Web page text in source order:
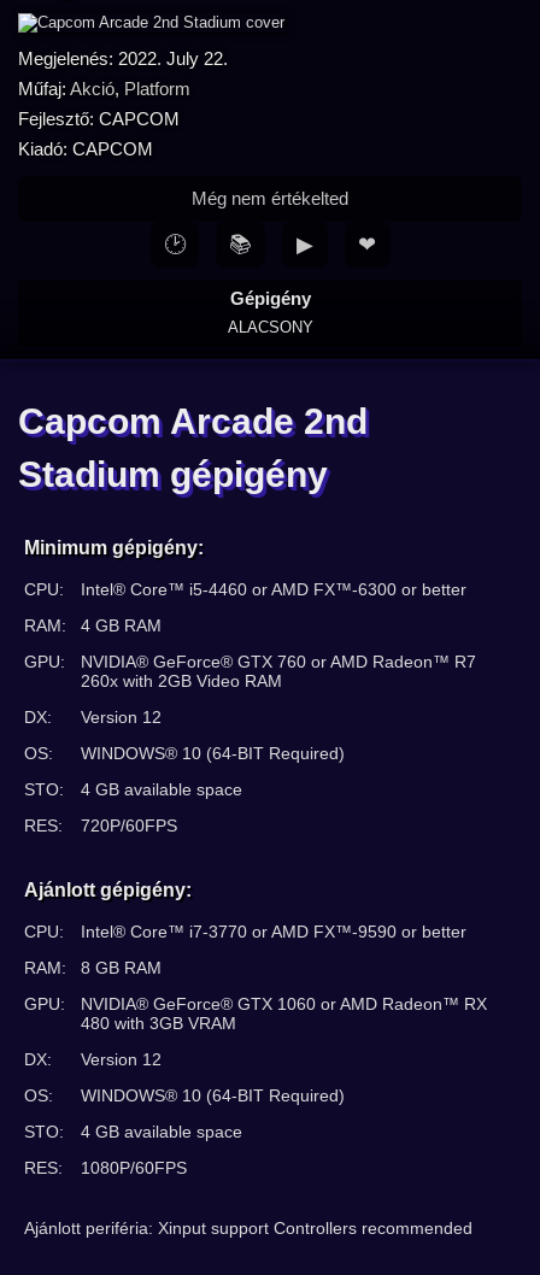
Megjelenés: 2022. July 22.
Műfaj: Akció, Platform
Fejlesztő: CAPCOM
Kiadó: CAPCOM
Gépigény
ALACSONY
Még nem értékelted
🕑 📚 ▶ ❤
Capcom Arcade 2nd
Stadium gépigény
Minimum gépigény:
CPU:
Intel® Core™ i5-4460 or AMD FX™-6300 or better
RAM:
4 GB RAM
GPU:
NVIDIA® GeForce® GTX 760 or AMD Radeon™ R7
260x with 2GB Video RAM
DX:
Version 12
OS:
WINDOWS® 10 (64-BIT Required)
STO:
4 GB available space
RES:
720P/60FPS
Ajánlott gépigény:
CPU:
Intel® Core™ i7-3770 or AMD FX™-9590 or better
RAM:
8 GB RAM
GPU:
NVIDIA® GeForce® GTX 1060 or AMD Radeon™ RX
480 with 3GB VRAM
DX:
Version 12
OS:
WINDOWS® 10 (64-BIT Required)
STO:
4 GB available space
RES:
1080P/60FPS
Ajánlott periféria: Xinput support Controllers recommended